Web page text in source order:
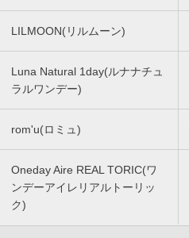
LILMOON(リルムーン)
Luna Natural 1day(ルナナチュ
ラルワンデー)
rom'u(ロミュ)
Oneday Aire REAL TORIC(ワ
ンデーアイレリアルトーリッ
ク)